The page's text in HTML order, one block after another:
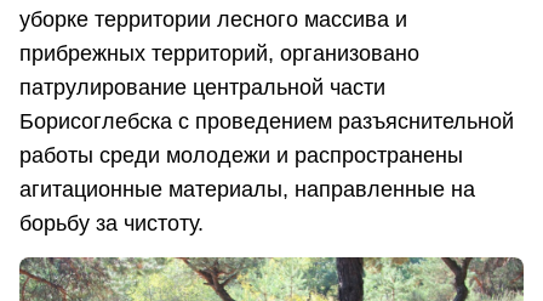
уборке территории лесного массива и
прибрежных территорий, организовано
патрулирование центральной части
Борисоглебска с проведением разъяснительной
работы среди молодежи и распространены
агитационные материалы, направленные на
борьбу за чистоту.